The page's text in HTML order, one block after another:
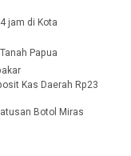
jam di Kota
Papua
Kas Daerah Rp23
Botol Miras